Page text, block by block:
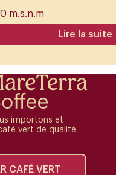
m.s.n.m
Lire la suite
importons et
vert de qualité
CAFÉ VERT